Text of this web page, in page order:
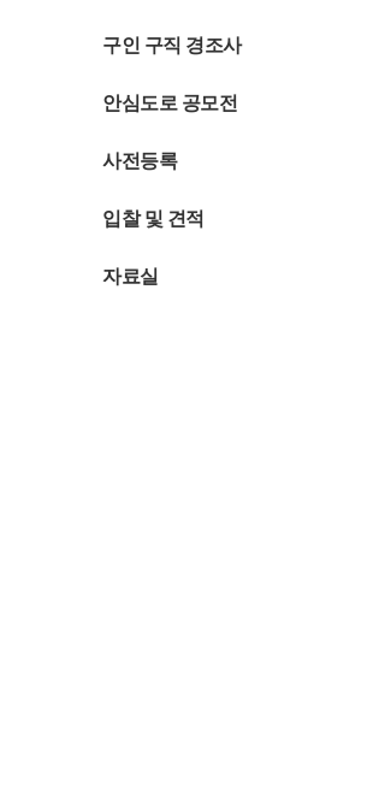
구인 구직 경조사
안심도로 공모전
사전등록
입찰 및 견적
자료실